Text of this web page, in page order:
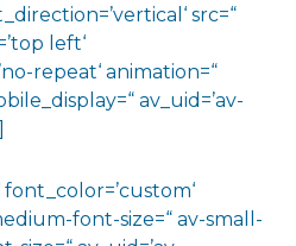
src=“
left‘
repeat‘ animation=“
av_uid=’av-
font_color=’custom‘
font-size=“ av-small-